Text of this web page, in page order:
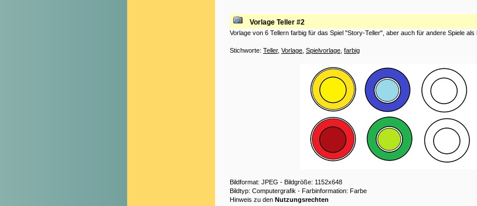
Vorlage Teller #2
Vorlage von 6 Tellern farbig für das Spiel "Story-Teller", aber auch für andere Spiele
Stichworte: Teller, Vorlage Spielvorlage farbig
Bildformat: JPEG - Bildgröße: 1152x648
Bildtyp: Computergrafik - Farbinformation: Farbe
Hinweis zu den Nutzungsrechten